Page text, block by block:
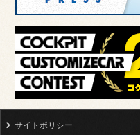
サイトポリシー